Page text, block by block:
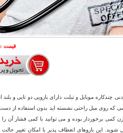
قیمت :
چندکاره موبایل و تبلت دارای بازویی دو تایی
که روی مبل راحتی نشسته اید بدون استفاده از
کمی برخوردار بوده و می توانید با کمی فشار آن
این بازوهای انعطاف پذیر با امکان تغییر حالت